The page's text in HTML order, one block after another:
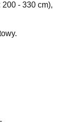
- 330 cm),